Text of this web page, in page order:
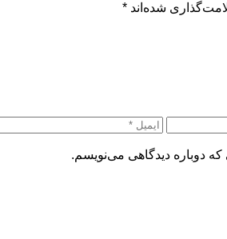
شده‌اند *
دوباره دیدگاهی می‌نویسم.